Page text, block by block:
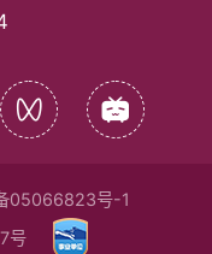
05066823号-1
号